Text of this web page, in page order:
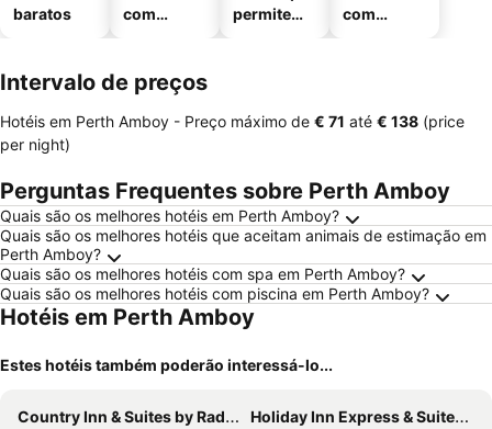
baratos
com
permitem
com
Intervalo de preços
Hotéis em Perth Amboy - Preço máximo de ‎€ 71 até ‎€ 138 (price
per night)
Perguntas Frequentes sobre Perth Amboy
Quais são os melhores hotéis em Perth Amboy?
Quais são os melhores hotéis que aceitam animais de estimação em
Perth Amboy?
Quais são os melhores hotéis com spa em Perth Amboy?
Quais são os melhores hotéis com piscina em Perth Amboy?
Hotéis em Perth Amboy
Estes hotéis também poderão interessá-lo...
Country Inn & Suites by Radisson, Staten Island
Holiday Inn Express & Suites Linden By Ihg